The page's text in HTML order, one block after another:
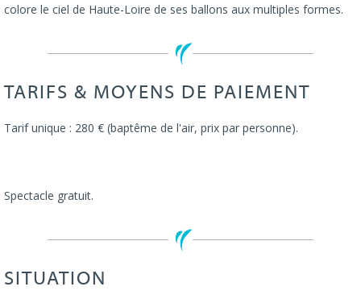
colore le ciel de Haute-Loire de ses ballons aux multiples formes.
TARIFS & MOYENS DE PAIEMENT
Tarif unique : 280 € (baptême de l'air, prix par personne).
Spectacle gratuit.
SITUATION